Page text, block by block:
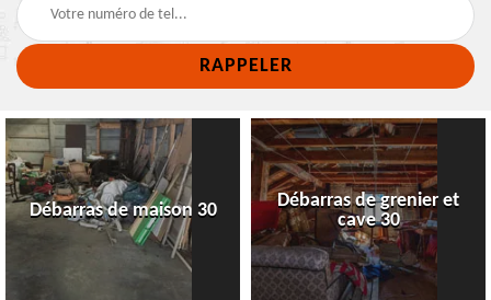
Débarras de maison 30
Débarras de grenier et
cave 30